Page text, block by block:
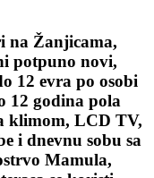
na Žanjicama,
potpuno novi,
12 evra po osobi
12 godina pola
klimom, LCD TV,
i dnevnu sobu sa
Mamula,